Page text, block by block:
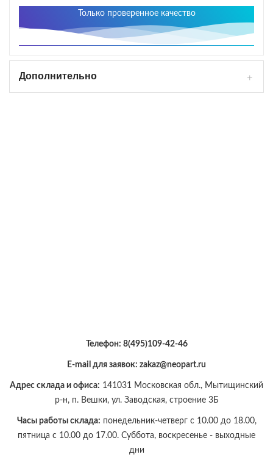
Только проверенное качество
Дополнительно
Телефон: 8(495)109-42-46
E-mail для заявок: zakaz@neopart.ru
Адрес склада и офиса: 141031 Московская обл., Мытищинский
р-н, п. Вешки, ул. Заводская, строение 3Б
Часы работы склада: понедельник-четверг с 10.00 до 18.00,
пятница с 10.00 до 17.00. Суббота, воскресенье - выходные
дни